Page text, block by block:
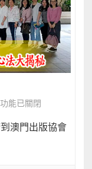
能已關閉
澳門出版協會